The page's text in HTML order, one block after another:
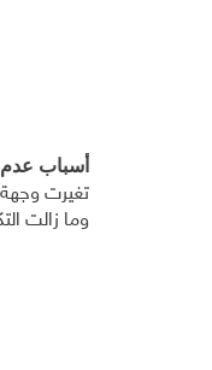
أسباب
تغيرت
وما زالت